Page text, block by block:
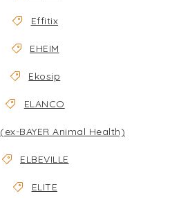
Effitix
EHEIM
Ekosip
ELANCO
BAYER Animal Health)
ELBEVILLE
ELITE